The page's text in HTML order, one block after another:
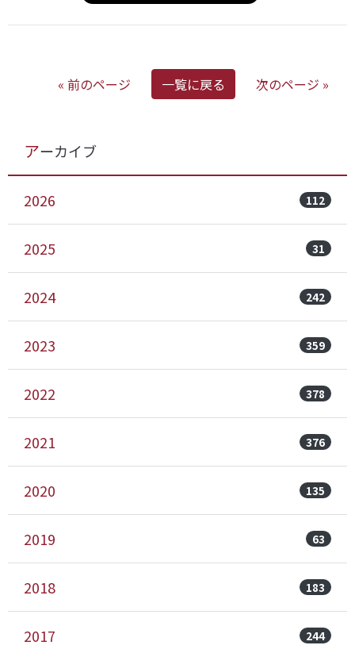
« 前のページ 一覧に戻る 次のページ »
アーカイブ
2026 112
2025 31
2024 242
2023 359
2022 378
2021 376
2020 135
2019 63
2018 183
2017 244